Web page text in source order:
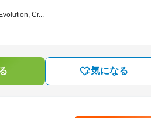
Cr...
気になる